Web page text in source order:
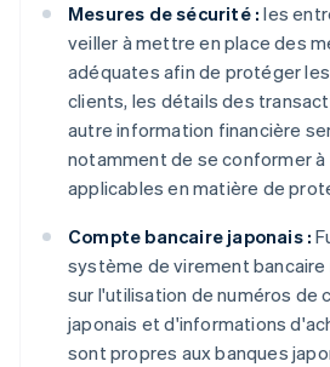
Mesures de sécurité : les
veiller à mettre en place des
adéquates afin de protéger
clients, les détails des
autre information financière
notamment de se conformer
applicables en matière de
Compte bancaire japonais :
système de virement bancaire
sur l'utilisation de numéros de
japonais et d'informations
sont propres aux banques